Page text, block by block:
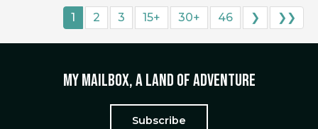
1 2 3 15+ 30+ 46 ❯ ❯❯
My mailbox, a land of adventure
Subscribe